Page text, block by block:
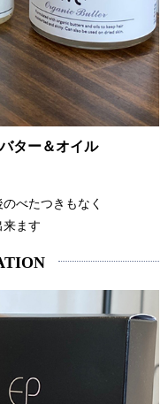
ター＆オイル
べたつきもなく
来ます